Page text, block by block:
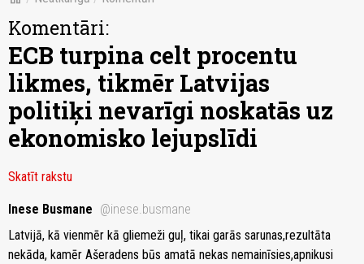
Komentāri:
ECB turpina celt procentu
likmes, tikmēr Latvijas
politiķi nevarīgi noskatās uz
ekonomisko lejupslīdi
Skatīt rakstu
Inese Busmane @inese.busmane
Latvijā, kā vienmēr kā gliemeži guļ, tikai garās sarunas,rezultāta
nekāda, kamēr Ašeradens būs amatā nekas nemainīsies,apnikusi